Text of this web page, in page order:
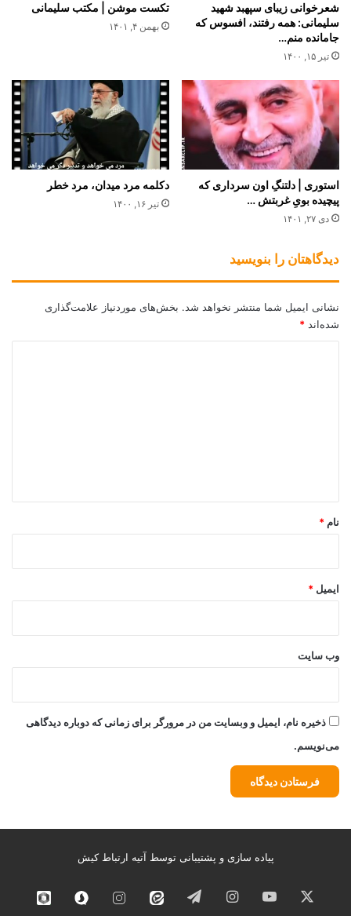
شعرخوانی زیبای سپهبد شهید
سلیمانی: همه رفتند، افسوس که
جامانده منم…
تیر ۱۵, ۱۴۰۰
تکست موشن | مکتب سلیمانی
بهمن ۴, ۱۴۰۱
استوری | دلتنگِ اون سرداری که
پیچیده بویِ غربتش …
دی ۲۷, ۱۴۰۱
دکلمه مرد میدان، مرد خطر
تیر ۱۶, ۱۴۰۰
دیدگاهتان را بنویسید
نشانی ایمیل شما منتشر نخواهد شد. بخش‌های موردنیاز علامت‌گذاری
شده‌اند *
نام *
ایمیل *
وب‌ سایت
ذخیره نام، ایمیل و وبسایت من در مرورگر برای زمانی که دوباره دیدگاهی
می‌نویسم.
پیاده سازی و پشتیبانی توسطآتیه ارتباط کیش
ایکس یوتیوب اینستاگرامتلگرام ایتا اینستاگرامسروش